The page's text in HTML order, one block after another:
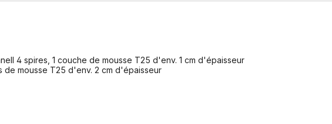
4 spires, 1 couche de mousse T25 d'env. 1 cm d'épaisseur
de mousse T25 d'env. 2 cm d'épaisseur